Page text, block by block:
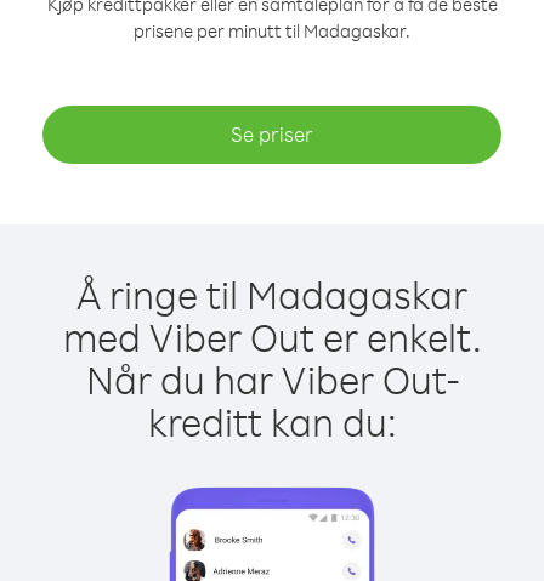
prisene per minutt til Madagaskar.
Se priser
Å ringe til Madagaskar
med Viber Out er enkelt.
Når du har Viber Out-
kreditt kan du: